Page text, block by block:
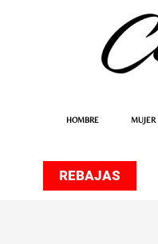
HOMBRE MUJER
REBAJAS